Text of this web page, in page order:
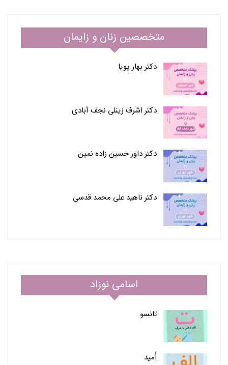
متخصصین زنان و زایمان
دکتر بهار پویا
دکتر اشرف زینلی نجف آبادی
دکتر داور حسین زاده نمین
دکتر ناهید علی محمد قدسی
اسامی نوزاد
تانسو
اُمید